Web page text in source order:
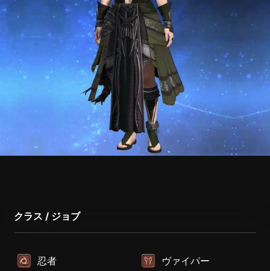
クラス / ジョブ
忍者 ヴァイパー